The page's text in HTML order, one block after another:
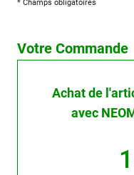
* Champs obligatoires
Votre Commande
Achat de
avec